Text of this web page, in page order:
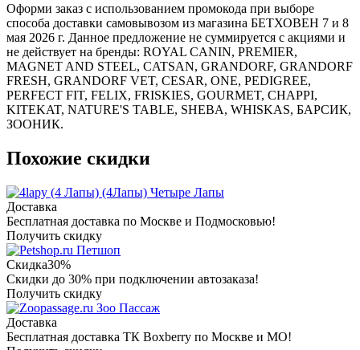
Оформи заказ с использованием промокода при выборе
способа доставки самовывозом из магазина БЕТХОВЕН 7 и 8
мая 2026 г. Данное предложение не суммируется с акциями и
не действует на бренды: ROYAL CANIN, PREMIER,
MAGNET AND STEEL, CATSAN, GRANDORF, GRANDORF
FRESH, GRANDORF VET, CESAR, ONE, PEDIGREE,
PERFECT FIT, FELIX, FRISKIES, GOURMET, CHAPPI,
KITEKAT, NATURE'S TABLE, SHEBA, WHISKAS, БАРСИК,
ЗООНИК.
Похожие скидки
Четыре Лапы
Доставка
Бесплатная доставка по Москве и Подмосковью!
Получить скидку
Петшоп
Скидка30%
Скидки до 30% при подключении автозаказа!
Получить скидку
Зоо Пассаж
Доставка
Бесплатная доставка ТК Boxberry по Москве и МО!